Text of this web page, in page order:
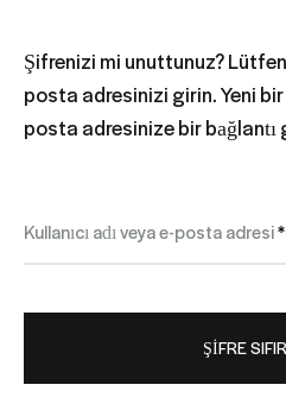
Şifrenizi mi unuttunuz? Lütfen
posta adresinizi girin. Yeni
posta adresinize bir
Kullanıcı adı veya e-posta adresi*
ŞIFRE